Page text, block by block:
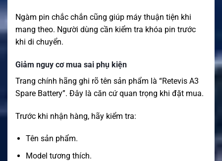
Ngàm pin chắc chắn cũng giúp máy thuận tiện khi
mang theo. Người dùng cần kiểm tra khóa pin trước
khi di chuyển.
Giảm nguy cơ mua sai phụ kiện
Trang chính hãng ghi rõ tên sản phẩm là “Retevis A3
Spare Battery”. Đây là căn cứ quan trọng khi đặt mua.
Trước khi nhận hàng, hãy kiểm tra:
Tên sản phẩm.
Model tương thích.